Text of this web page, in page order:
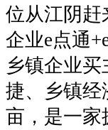
位从江阴赶
企业e点通
乡镇企业
捷、乡镇经
亩，是一家